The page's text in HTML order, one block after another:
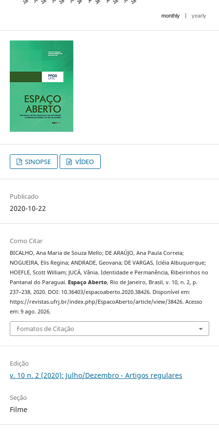
monthly | yearly
SINOPSE VÍDEO
Publicado
2020-10-22
Como Citar
BICALHO, Ana Maria de Souza Mello; DE ARAÚJO, Ana Paula Correia;
NOGUEIRA, Elis Regina; ANDRADE, Geovana; DE VARGAS, Icléia Albuquerque;
HOEFLE, Scott William; JUCÁ, Vânia. Identidade e Permanência, Ribeirinhos no
Pantanal do Paraguai. Espaço Aberto, Rio de Janeiro, Brasil, v. 10, n. 2, p.
237–238, 2020. DOI: 10.36403/espacoaberto.2020.38426. Disponível em:
https://revistas.ufrj.br/index.php/EspacoAberto/article/view/38426. Acesso
em: 9 ago. 2026.
Fomatos de Citação
Edição
v. 10 n. 2 (2020): Julho/Dezembro - Artigos regulares
Seção
Filme